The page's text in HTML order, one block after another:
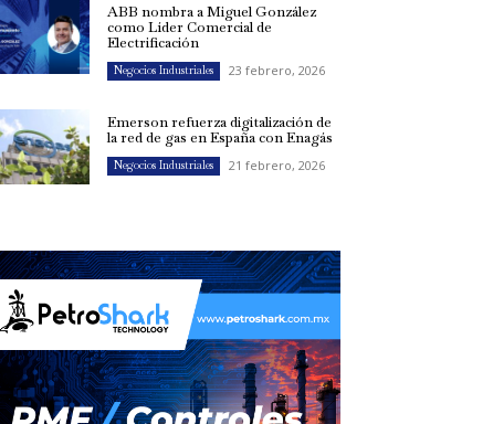
ABB nombra a Miguel González
como Líder Comercial de
Electrificación
Negocios Industriales 23 febrero, 2026
Emerson refuerza digitalización de
la red de gas en España con Enagás
Negocios Industriales 21 febrero, 2026